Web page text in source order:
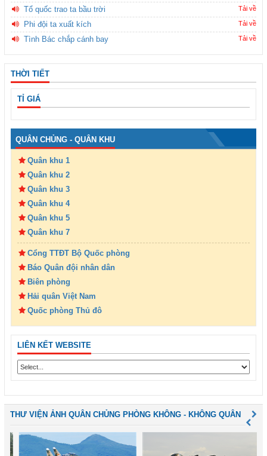
Tổ quốc trao ta bầu trời Tải về
Phi đội ta xuất kích Tải về
Tình Bác chắp cánh bay Tải về
THỜI TIẾT
TỈ GIÁ
QUÂN CHỦNG - QUÂN KHU
Quân khu 1
Quân khu 2
Quân khu 3
Quân khu 4
Quân khu 5
Quân khu 7
Cổng TTĐT Bộ Quốc phòng
Báo Quân đội nhân dân
Biên phòng
Hải quân Việt Nam
Quốc phòng Thủ đô
LIÊN KẾT WEBSITE
THƯ VIỆN ẢNH QUÂN CHỦNG PHÒNG KHÔNG - KHÔNG QUÂN